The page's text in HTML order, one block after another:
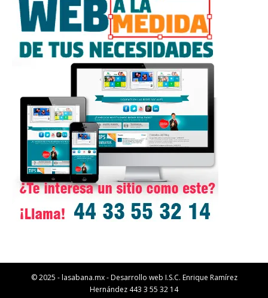
© 2025 - lasabana.mx - Desarrollo web I.S.C. Enrique Ramírez
Hernández 443 3 55 32 14